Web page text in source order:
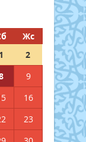
Жс
1
2
9
16
23